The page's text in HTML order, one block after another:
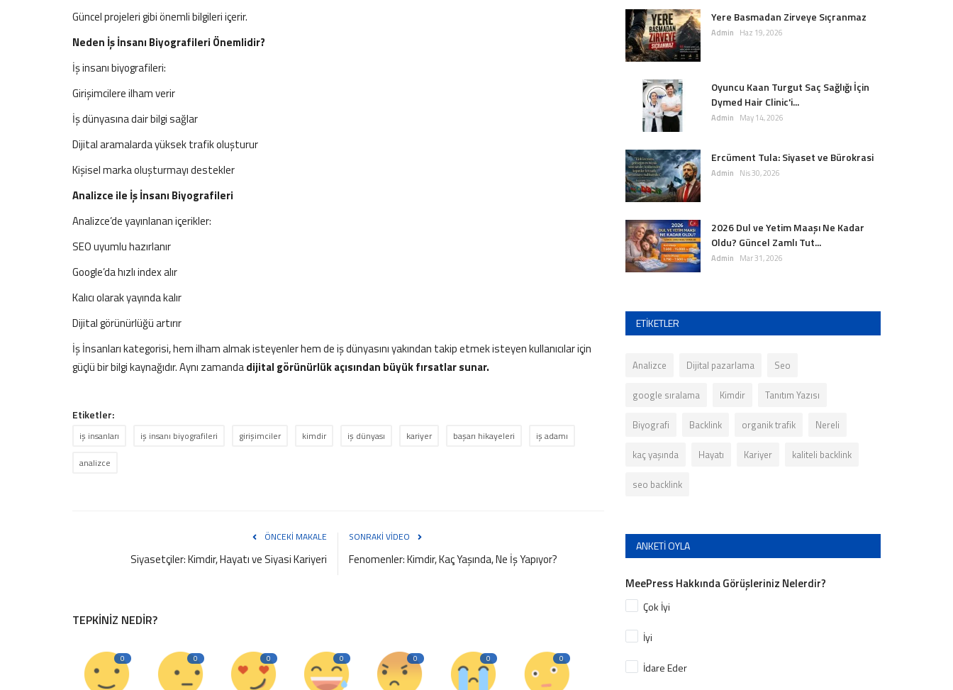
Güncel projeleri gibi önemli bilgileri içerir.
Neden İş İnsanı Biyografileri Önemlidir?
İş insanı biyografileri:
Girişimcilere ilham verir
İş dünyasına dair bilgi sağlar
Dijital aramalarda yüksek trafik oluşturur
Kişisel marka oluşturmayı destekler
Analizce ile İş İnsanı Biyografileri
Analizce’de yayınlanan içerikler:
SEO uyumlu hazırlanır
Google’da hızlı index alır
Kalıcı olarak yayında kalır
Dijital görünürlüğü artırır
İş İnsanları kategorisi, hem ilham almak isteyenler hem de iş dünyasını yakından takip etmek isteyen kullanıcılar için
güçlü bir bilgi kaynağıdır. Aynı zamandadijital görünürlük açısından büyük fırsatlar sunar.
Etiketler:
iş insanları iş insanı biyografileri girişimciler kimdir iş dünyası kariyer başarı hikayeleri
iş adamı
analizce
ÖNCEKI MAKALE
Siyasetçiler: Kimdir, Hayatı ve Siyasi Kariyeri
SONRAKI VIDEO
Fenomenler: Kimdir, Kaç Yaşında, Ne İş Yapıyor?
TEPKINIZ NEDIR?
0 0 0 0 0 0 0
Yere Basmadan Zirveye Sıçranmaz
Admin Haz 19, 2026
Oyuncu Kaan Turgut Saç Sağlığı İçin
Dymed Hair Clinic'i...
Admin May 14, 2026
Ercüment Tula: Siyaset ve Bürokrasi
Admin Nis 30, 2026
2026 Dul ve Yetim Maaşı Ne Kadar
Oldu? Güncel Zamlı Tut...
Admin Mar 31, 2026
ETIKETLER
Analizce Dijital pazarlama Seo
google sıralama Kimdir Tanıtım Yazısı
Biyografi Backlink organik trafik Nereli
kaç yaşında Hayatı Kariyer kaliteli backlink
seo backlink
ANKETI OYLA
MeePress Hakkında Görüşleriniz Nelerdir?
Çok İyi
İyi
İdare Eder